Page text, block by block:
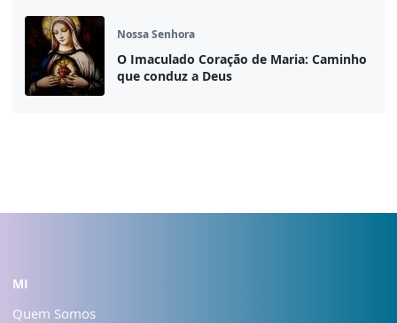
Nossa Senhora
O Imaculado Coração de Maria: Caminho
que conduz a Deus
MI
Quem Somos